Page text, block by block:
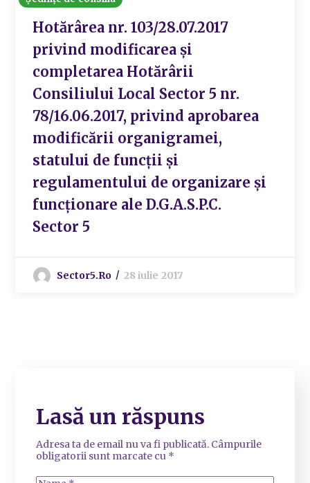
Hotărârea nr. 103/28.07.2017
privind modificarea și
completarea Hotărârii
Consiliului Local Sector 5 nr.
78/16.06.2017, privind aprobarea
modificării organigramei,
statului de funcții și
regulamentului de organizare și
funcționare ale D.G.A.S.P.C.
Sector 5
Sector5.ro 28 iulie 2017
Lasă un răspuns
Adresa ta de email nu va fi publicată. Câmpurile
obligatorii sunt marcate cu *